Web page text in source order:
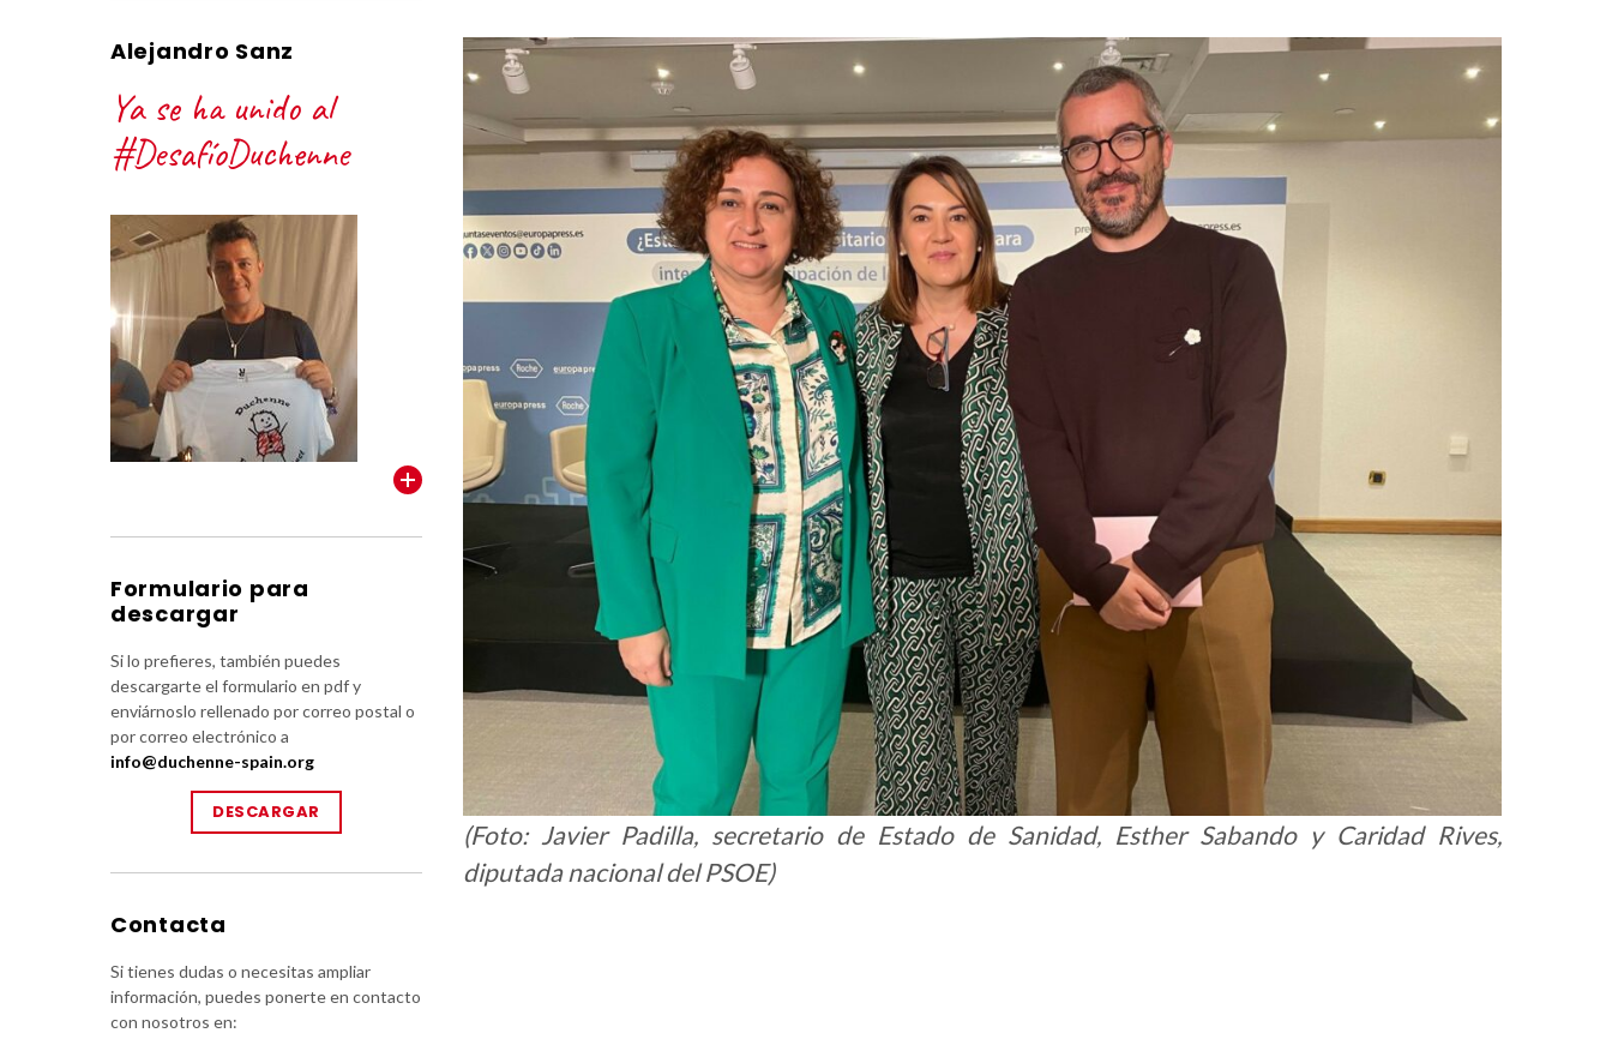
(Foto: Javier Padilla, secretario de Estado de Sanidad, Esther Sabando y Caridad Rives,
diputada nacional del PSOE)
Alejandro Sanz
Ya se ha unido al
#DesafíoDuchenne
Formulario para
descargar
Si lo prefieres, también puedes
descargarte el formulario en pdf y
enviárnoslo rellenado por correo postal o
por correo electrónico a
info@duchenne-spain.org
DESCARGAR
Contacta
Si tienes dudas o necesitas ampliar
información, puedes ponerte en contacto
con nosotros en: